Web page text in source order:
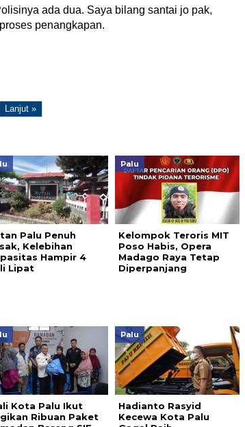
ada dua. Saya bilang santai jo pak,
penangkapan.
Lanjut »
Palu Penuh
Kelebihan
Hampir 4
Lipat
Palu
Kelompok Teroris MIT
Poso Habis, Opera
Madago Raya Tetap
Diperpanjang
Kota Palu Ikut
Ribuan Paket
Palu
Hadianto Rasyid
Kecewa Kota Palu